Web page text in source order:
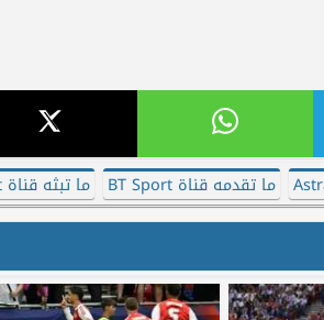
ما تقدمه قناة BT Sport ما تبثه قناة BT Sport